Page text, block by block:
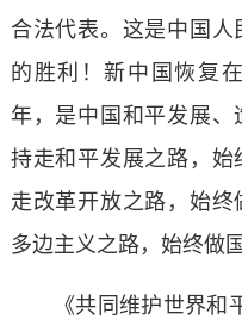
合法代表。这是中国
的胜利！新中国恢复
年，是中国和平发展
持走和平发展之路，
走改革开放之路，始
多边主义之路，始终做
《共同维护世界和